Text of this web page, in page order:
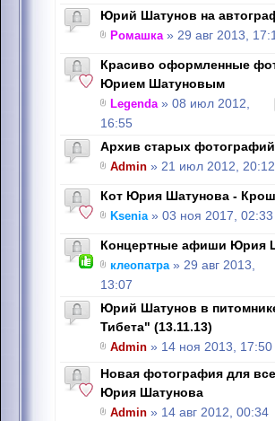
Юрий Шатунов на
Ромашка» 29 авг 2013,
Красиво оформленные
Юрием Шатуновым
Legenda» 08 июл 2012,
16:55
Архив старых фотографий
Admin » 21 июл 2012, 20:12
Кот Юрия Шатунова - Крош
Ksenia» 03 ноя 2017, 02:33
Концертные афиши Юрия
клеопатра» 29 авг 2013,
13:07
Юрий Шатунов в
Тибета" (13.11.13)
Admin » 14 ноя 2013, 17:50
Новая фотография для
Юрия Шатунова
Admin » 14 авг 2012, 00:34